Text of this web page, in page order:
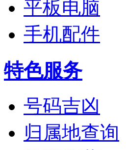
平板电脑
手机配件
特色服务
号码吉凶
归属地查询